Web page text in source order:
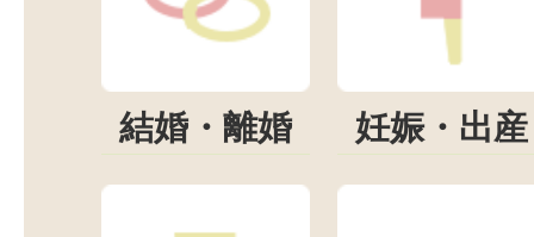
結婚・離婚 妊娠・出産